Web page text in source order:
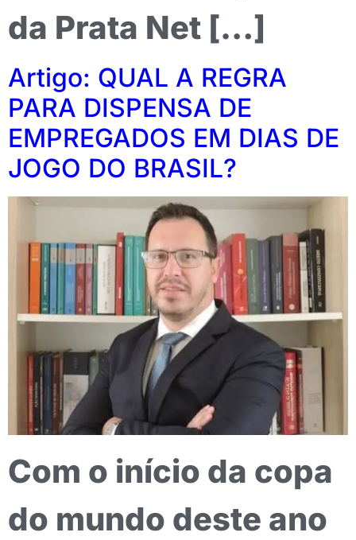
da Prata Net […]
Artigo: QUAL A REGRA
PARA DISPENSA DE
EMPREGADOS EM DIAS DE
JOGO DO BRASIL?
Com o início da copa
do mundo deste ano